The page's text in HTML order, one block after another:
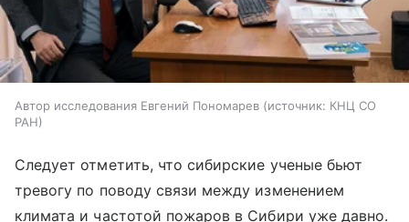
Автор исследования Евгений Пономарев источник: КНЦ СО
РАН
Следует отметить, что сибирские ученые бьют
тревогу по поводу связи между изменением
климата и частотой пожаров в Сибири уже давно.